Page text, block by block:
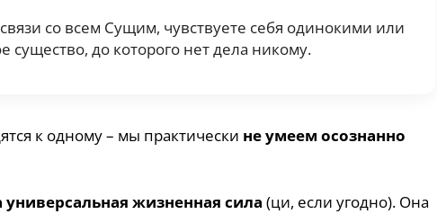
со всем Cущим, чувствуете себя одинокими или
до которого нет дела никому.
к одному – мы практически не умеем осознанно
жизненная сила (ци, если угодно). Она